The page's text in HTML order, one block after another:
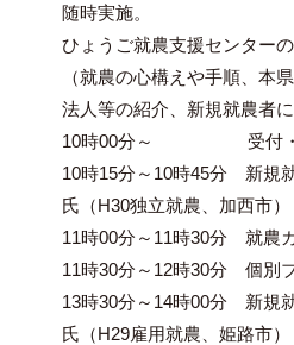
随時実施。
ひょうご就農支援センター
（就農の心構えや手順、本
法人等の紹介、新規就農者
10時00分～ 受付・相
10時15分～10時45分 新規
氏（H30独立就農、加西市）
11時00分～11時30分 就農
11時30分～12時30分 個別
13時30分～14時00分 新規
氏（H29雇用就農、姫路市）